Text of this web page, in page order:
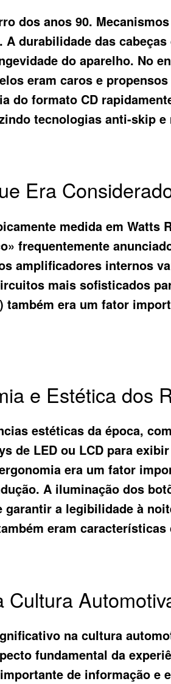
dos anos 90.
durabilidade das
do aparelho. No
eram caros e
do formato CD
tecnologias anti-skip
Era
medida em Watts
frequentemente
amplificadores internos
mais sofisticados
era um fator
e Estética dos
estéticas da época,
de LED ou LCD para
era um fator
A iluminação dos
a legibilidade à
eram características
na cultura
fundamental da
de informação e